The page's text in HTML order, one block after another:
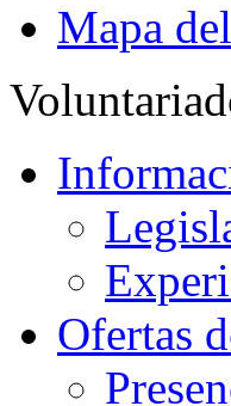
Mapa
Ofertas